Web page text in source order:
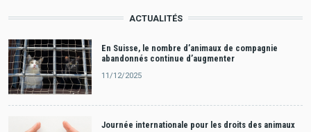
ACTUALITÉS
En Suisse, le nombre d’animaux de compagnie
abandonnés continue d’augmenter
11/12/2025
Journée internationale pour les droits des animaux